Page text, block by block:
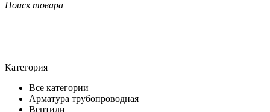
Поиск товара
Категория
Все категории
Арматура трубопроводная
Вентили